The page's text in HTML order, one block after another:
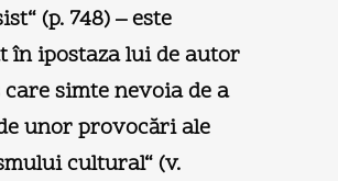
(p. 748) – este
în ipostaza lui de autor
simte nevoia de a
unor provocări ale
cultural“ (v.